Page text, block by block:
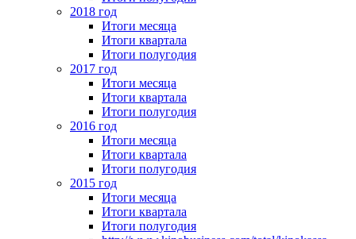
2018 год
Итоги месяца
Итоги квартала
Итоги полугодия
2017 год
Итоги месяца
Итоги квартала
Итоги полугодия
2016 год
Итоги месяца
Итоги квартала
Итоги полугодия
2015 год
Итоги месяца
Итоги квартала
Итоги полугодия